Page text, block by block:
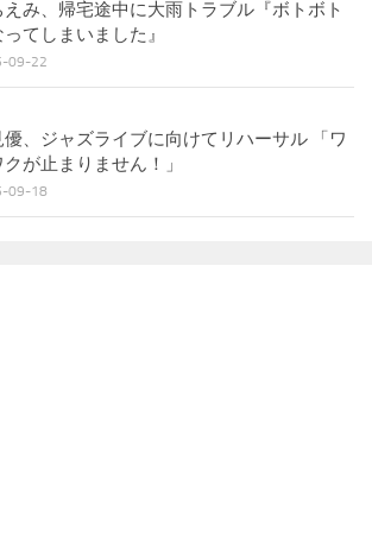
えみ、帰宅途中に大雨トラブル『ボトボト
てしまいました』
09-22
優、ジャズライブに向けてリハーサル 「ワ
クが止まりません！」
09-18